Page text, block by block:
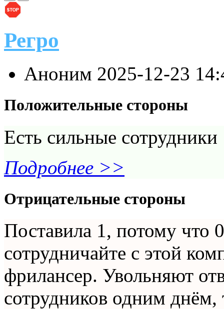
Регро
Аноним 2025-12-23
Положительные стороны
Есть сильные сотрудники
Подробнее >>
Отрицательные стороны
Поставила 1, потому что
сотрудничайте с этой
фрилансер. Увольняют
сотрудников одним